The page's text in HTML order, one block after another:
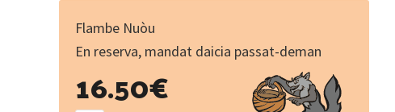
Flambe Nuòu
En reserva, mandat daicia passat-deman
16.50€
et
carrés